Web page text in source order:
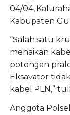
04/04,
Kabupaten
“Salah satu
menaikan
potongan
Eksavator
kabel PLN,”
Anggota